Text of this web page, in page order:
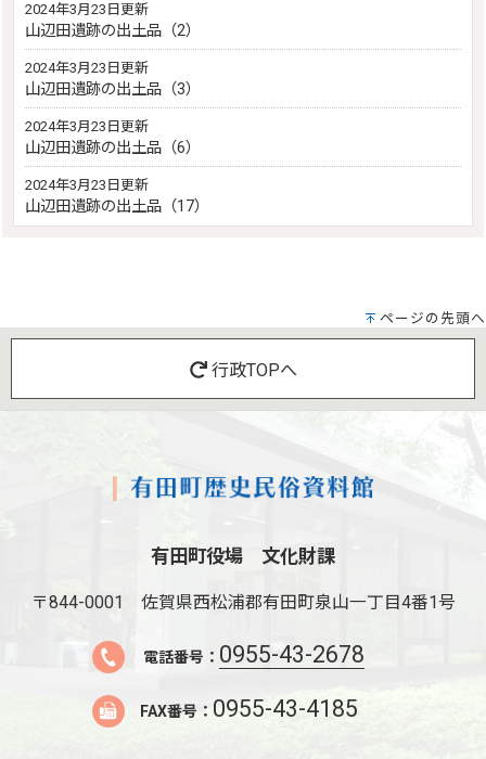
2024年3月23日更新
山辺田遺跡の出土品（2）
2024年3月23日更新
山辺田遺跡の出土品（3）
2024年3月23日更新
山辺田遺跡の出土品（6）
2024年3月23日更新
山辺田遺跡の出土品（17）
ページの先頭へ
行政TOPへ
有田町役場 文化財課
〒844-0001 佐賀県西松浦郡有田町泉山一丁目4番1号
電話番号： 0955-43-2678
FAX番号： 0955-43-4185